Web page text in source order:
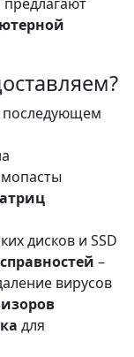
последующем
дисков и SSD
–
вирусов
для